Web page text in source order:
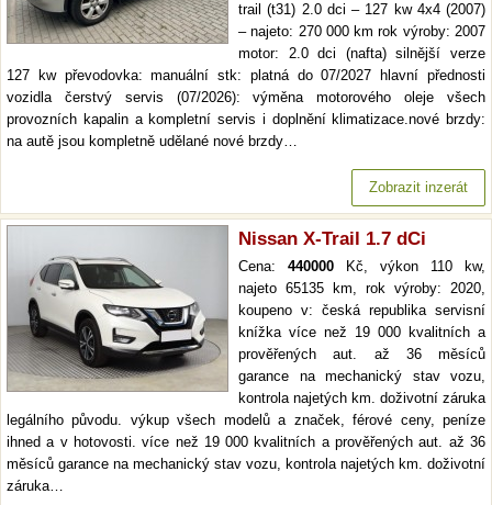
trail (t31) 2.0 dci – 127 kw 4x4 (2007)
– najeto: 270 000 km rok výroby: 2007
motor: 2.0 dci (nafta) silnější verze
127 kw převodovka: manuální stk: platná do 07/2027 hlavní přednosti
vozidla čerstvý servis (07/2026): výměna motorového oleje všech
provozních kapalin a kompletní servis i doplnění klimatizace.nové brzdy:
na autě jsou kompletně udělané nové brzdy…
Zobrazit inzerát
Nissan X-Trail 1.7 dCi
Cena: 440000 Kč, výkon 110 kw,
najeto 65135 km, rok výroby: 2020,
koupeno v: česká republika servisní
knížka více než 19 000 kvalitních a
prověřených aut. až 36 měsíců
garance na mechanický stav vozu,
kontrola najetých km. doživotní záruka
legálního původu. výkup všech modelů a značek, férové ceny, peníze
ihned a v hotovosti. více než 19 000 kvalitních a prověřených aut. až 36
měsíců garance na mechanický stav vozu, kontrola najetých km. doživotní
záruka…